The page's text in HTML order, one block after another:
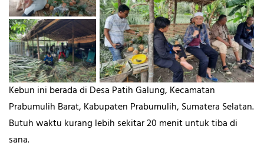
Kebun ini berada di Desa Patih Galung, Kecamatan
Prabumulih Barat, Kabupaten Prabumulih, Sumatera Selatan.
Butuh waktu kurang lebih sekitar 20 menit untuk tiba di
sana.